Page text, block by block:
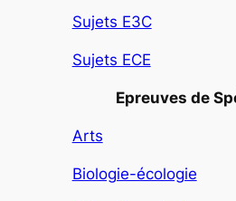
Sujets E3C
Sujets ECE
Epreuves de
Arts
Biologie-écologie